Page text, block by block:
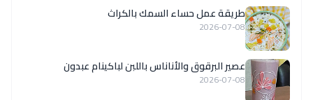
طريقة عمل حساء السمك بالكراث
2026-07-08
عصير البرقوق والأناناس باللبن لباكينام عبدون
2026-07-08